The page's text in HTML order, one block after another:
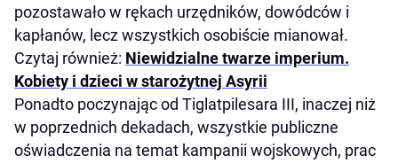
pozostawało w rękach urzędników, dowódców i
kapłanów, lecz wszystkich osobiście mianował.
Czytaj również: Niewidzialne twarze imperium.
Kobiety i dzieci w starożytnej Asyrii
Ponadto poczynając od Tiglatpilesara III, inaczej niż
w poprzednich dekadach, wszystkie publiczne
oświadczenia na temat kampanii wojskowych, prac